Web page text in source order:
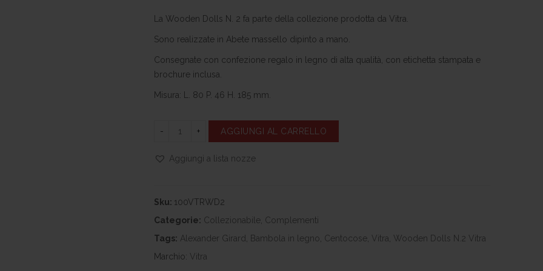
La Wooden Dolls N. 2 fa parte della collezione prodotta da Vitra.
Sono realizzate in Abete massello dipinto a mano.
Consegnate con confezione regalo in legno di alta qualità, con etichetta stampata e
brochu­re inclusa.
Misura: L. 80 P. 46 H. 185 mm.
AGGIUNGI AL CARRELLO
Aggiungi a lista nozze
Sku: 100VTRWD2
Categorie: Collezionabile Complementi
Tags: Alexander Girard Bambola in legno Centocose Vitra Wooden Dolls N.2 Vitra
Marchio: Vitra